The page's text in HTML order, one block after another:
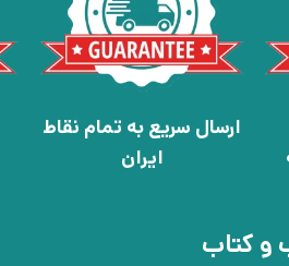
ارسال سریع به تمام نقاط
ایران
و کتاب